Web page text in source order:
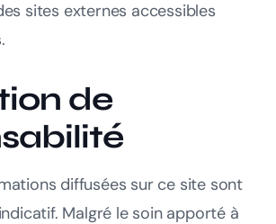
sites externes accessibles
de
diffusées sur ce site sont
Malgré le soin apporté à